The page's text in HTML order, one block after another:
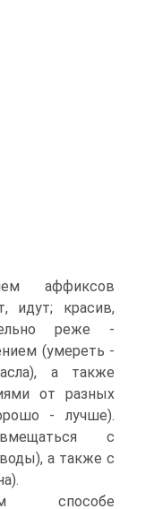
аффиксов
идут; красив,
реже -
(умереть -
а также
от разных
- лучше).
с
а также с
способе